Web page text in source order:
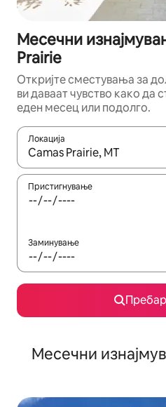
Месечни
Prairie
Откријте сместувања за
ви даваат чувство како да
еден месец или подолго.
Локација
Кога резултатите се
Пристигнување
Заминување
Месечни